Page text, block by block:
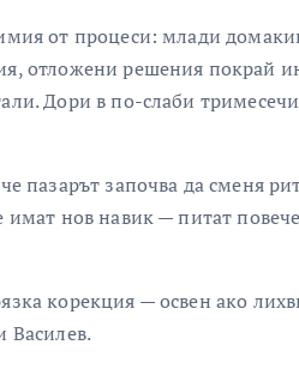
от процеси: млади
отложени решения покрай
Дори в по-слаби
пазарът започва да сменя
имат нов навик — питат
корекция — освен ако
Василев.